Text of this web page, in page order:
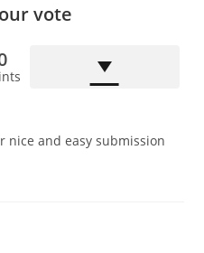
vote
nice and easy submission